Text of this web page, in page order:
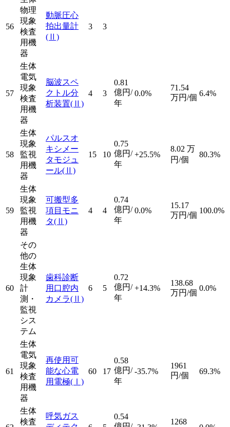
56
物理
現象
検査
用機
器
動脈圧心
拍出量計
(Ⅱ)
3 3
57
生体
電気
現象
検査
用機
器
脳波スペ
クトル分
析装置(Ⅱ)
4 3
0.81
億円/
年
0.0%
71.54
万円/個 6.4%
58
生体
現象
監視
用機
器
パルスオ
キシメー
タモジュ
ール(Ⅱ)
15 10
0.75
億円/
年
+25.5%
8.02 万
円/個
80.3%
59
生体
現象
監視
用機
器
可搬型多
項目モニ
タ(Ⅱ)
4 4
0.74
億円/
年
0.0%
15.17
万円/個
100.0%
60
その
他の
生体
現象
計
測・
監視
シス
テム
歯科診断
用口腔内
カメラ(Ⅱ)
6 5
0.72
億円/
年
+14.3%
138.68
万円/個
0.0%
61
生体
電気
現象
検査
用機
器
再使用可
能な心電
用電極(Ⅰ)
60 17
0.58
億円/
年
-35.7%
1961
円/個
69.3%
生体
検査
呼気ガス
0.54
1268